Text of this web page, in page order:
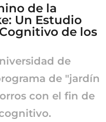
de la
Un Estudio
de los
de
de "jardín
con el fin de